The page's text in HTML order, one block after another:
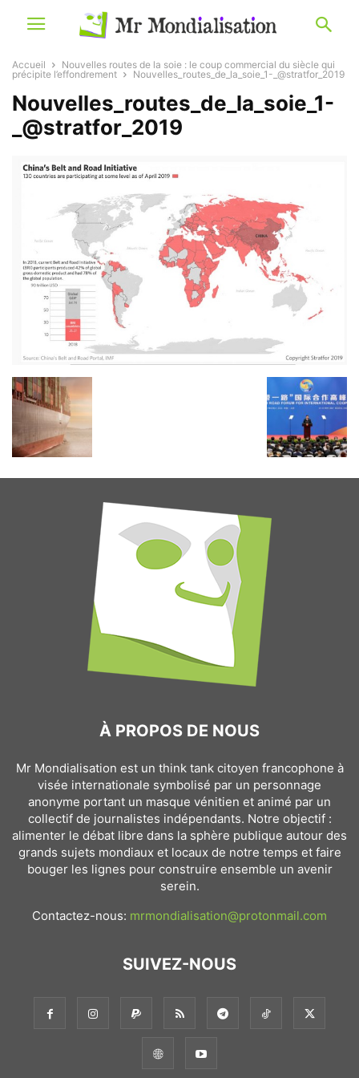
Accueil
Nouvelles routes de la soie : le coup commercial du siècle qui
précipite l’effondrement
Nouvelles_routes_de_la_soie_1-_@stratfor_2019
Nouvelles_routes_de_la_soie_1-
_@stratfor_2019
À PROPOS DE NOUS
Mr Mondialisation est un think tank citoyen francophone à
visée internationale symbolisé par un personnage
anonyme portant un masque vénitien et animé par un
collectif de journalistes indépendants. Notre objectif :
alimenter le débat libre dans la sphère publique autour des
grands sujets mondiaux et locaux de notre temps et faire
bouger les lignes pour construire ensemble un avenir
serein.
Contactez-nous: mrmondialisation@protonmail.com
SUIVEZ-NOUS